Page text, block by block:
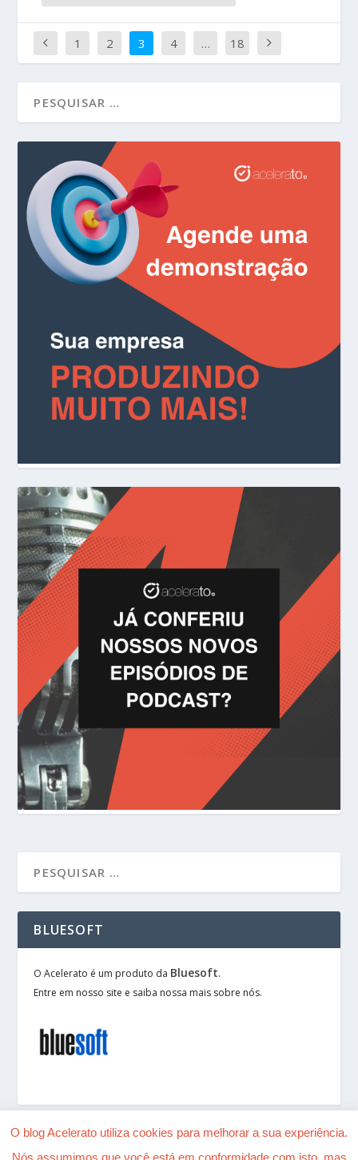
1 2 3 4 … 18
BLUESOFT
O Acelerato é um produto da Bluesoft.
Entre em nosso site e saiba nossa mais sobre nós.
O blog Acelerato utiliza cookies para melhorar a sua experiência.
Nós assumimos que você está em conformidade com isto, mas